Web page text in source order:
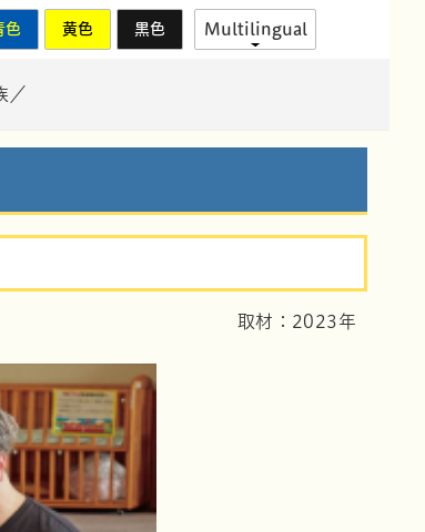
色 黄色 黒色 Multilingual
／
取材：2023年